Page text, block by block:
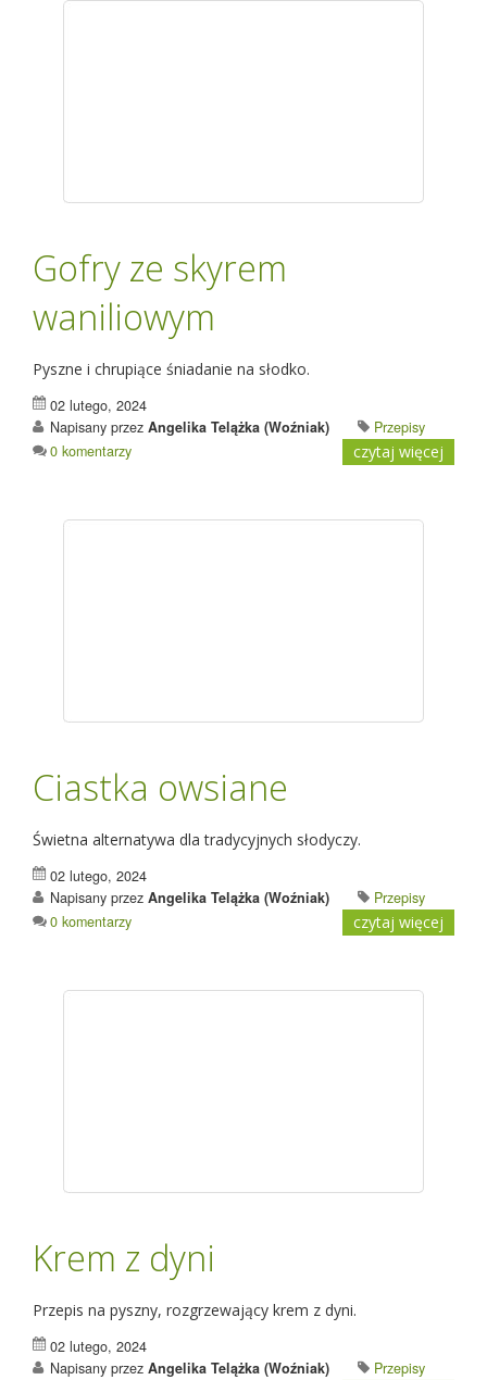
Gofry ze skyrem
waniliowym
Pyszne i chrupiące śniadanie na słodko.
02 lutego, 2024
Napisany przez Angelika Telążka (Woźniak)
Przepisy
0 komentarzy
czytaj więcej
Ciastka owsiane
Świetna alternatywa dla tradycyjnych słodyczy.
02 lutego, 2024
Napisany przez Angelika Telążka (Woźniak)
Przepisy
0 komentarzy
czytaj więcej
Krem z dyni
Przepis na pyszny, rozgrzewający krem z dyni.
02 lutego, 2024
Napisany przez Angelika Telążka (Woźniak)
Przepisy